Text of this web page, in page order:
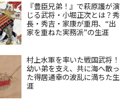
『豊臣兄弟！』で萩原護が演
じる武将・小堀正次とは？秀
長・秀吉・家康が重用、“出
家を重ねた実務派”の生涯
村上水軍を率いた戦国武将！
幼い弟を支え、共に海へ散っ
た得居通幸の波乱に満ちた生
涯